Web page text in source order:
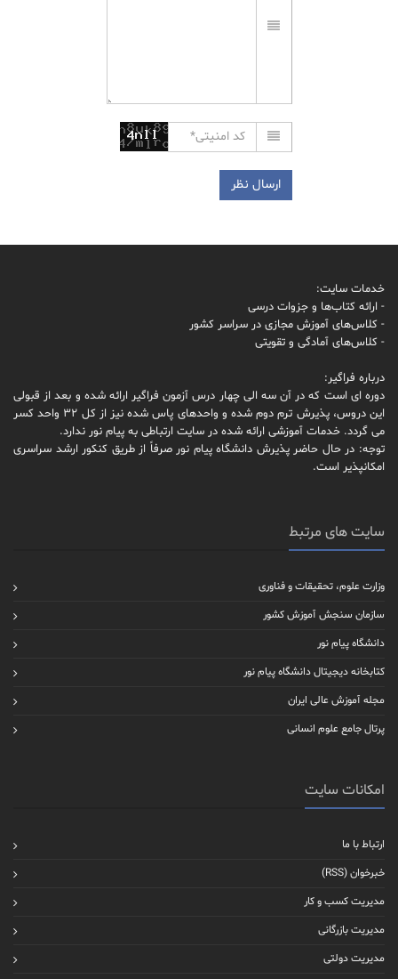
خدمات سایت:
- ارائه کتاب‌ها و جزوات درسی
- کلاس‌های آموزش مجازی در سراسر کشور
- کلاس‌های آمادگی و تقویتی
درباره فراگیر:
دوره ای است که در آن سه الی چهار درس آزمون فراگیر ارائه شده و بعد از قبولی
این دروس، پذیرش ترم دوم شده و واحدهای پاس شده نیز از کل 32 واحد کسر
می گردد. خدمات آموزشی ارائه شده در سایت ارتباطی به پیام نور ندارد.
توجه: در حال حاضر پذیرش دانشگاه پیام نور صرفاً از طریق کنکور ارشد سراسری
امکانپذیر است.
سایت های مرتبط
وزارت علوم، تحقیقات و فناوری
سازمان سنجش آموزش کشور
دانشگاه پیام نور
کتابخانه دیجیتال دانشگاه پیام نور
مجله آموزش عالی ایران
پرتال جامع علوم انسانی
امکانات سایت
ارتباط با ما
خبرخوان (RSS)
مدیریت کسب و کار
مدیریت بازرگانی
مدیریت دولتی